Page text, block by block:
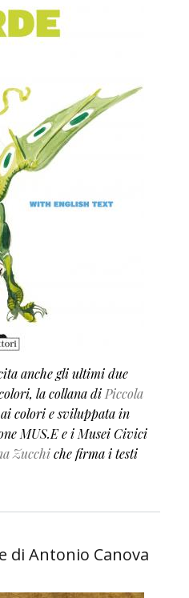
anche gli ultimi due
la collana di Piccola
colori e sviluppata in
MUS.E e i Musei Civici
Zucchiche firma i testi
di Antonio Canova